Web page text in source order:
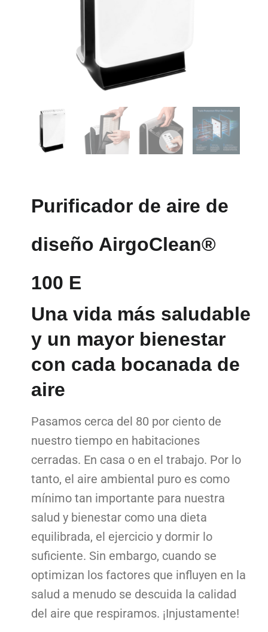
Purificador de aire de
diseño AirgoClean®
100 E
Una vida más saludable
y un mayor bienestar
con cada bocanada de
aire
Pasamos cerca del 80 por ciento de
nuestro tiempo en habitaciones
cerradas. En casa o en el trabajo. Por lo
tanto, el aire ambiental puro es como
mínimo tan importante para nuestra
salud y bienestar como una dieta
equilibrada, el ejercicio y dormir lo
suficiente. Sin embargo, cuando se
optimizan los factores que influyen en la
salud a menudo se descuida la calidad
del aire que respiramos. ¡Injustamente!